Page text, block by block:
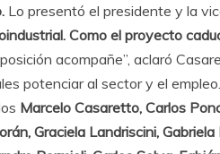
Lo presentó el presidente y la
Como el proyecto
acompañe”, aclaró
potenciar al sector y el
Marcelo Casaretto, Carlos
Graciela Landriscini,